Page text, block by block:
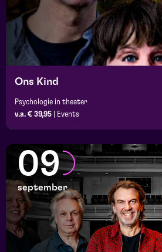
Ons Kind
Psychologie in theater
v.a. € 39,95
Events
09
september